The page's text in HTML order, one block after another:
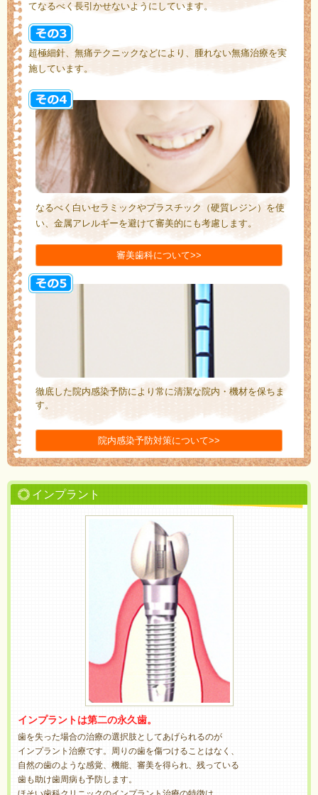
てなるべく長引かせないようにしています。
超極細針、無痛テクニックなどにより、腫れない無痛治療を実
施しています。
なるべく白いセラミックやプラスチック（硬質レジン）を使
い、金属アレルギーを避けて審美的にも考慮します。
審美歯科について>>
徹底した院内感染予防により常に清潔な院内・機材を保ちま
す。
院内感染予防対策について>>
インプラント
インプラントは第二の永久歯。
歯を失った場合の治療の選択肢としてあげられるのが
インプラント治療です。周りの歯を傷つけることはなく、
自然の歯のような感覚、機能、審美を得られ、残っている
歯も助け歯周病も予防します。